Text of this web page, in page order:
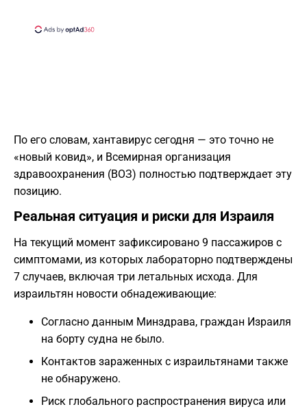
По его словам, хантавирус сегодня — это точно не
«новый ковид», и Всемирная организация
здравоохранения (ВОЗ) полностью подтверждает эту
позицию.
Реальная ситуация и риски для Израиля
На текущий момент зафиксировано 9 пассажиров с
симптомами, из которых лабораторно подтверждены
7 случаев, включая три летальных исхода. Для
израильтян новости обнадеживающие:
Согласно данным Минздрава, граждан Израиля
на борту судна не было.
Контактов зараженных с израильтянами также
не обнаружено.
Риск глобального распространения вируса или